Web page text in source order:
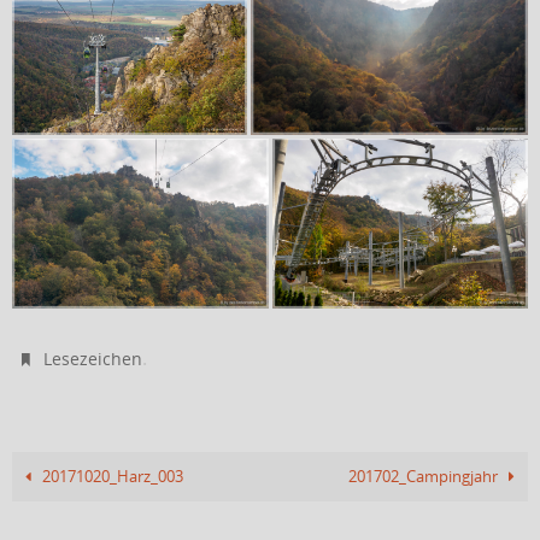
Lesezeichen.
20171020_Harz_003 201702_Campingjahr